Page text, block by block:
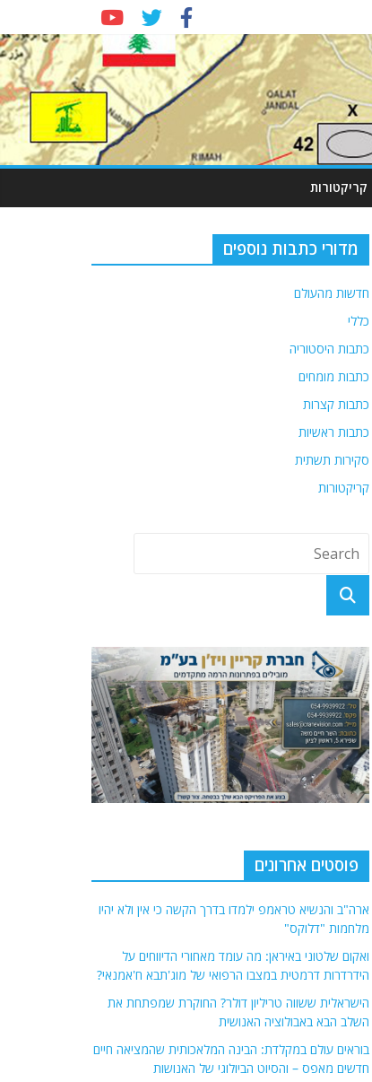
קריקטורות
מדורי כתבות נוספים
חדשות מהעולם
כללי
כתבות היסטוריה
כתבות מומחים
כתבות קצרות
כתבות ראשיות
סקירות תשתית
קריקטורות
פוסטים אחרונים
ארה"ב והנשיא טראמפ ילמדו בדרך הקשה כי אין ולא יהיו
מלחמות "דלוקס"
ואקום שלטוני באיראן: מה עומד מאחורי הדיווחים על
הידרדרות דרמטית במצבו הרפואי של מוג'תבא ח'אמנאי?
הישראלית ששווה טריליון דולר? החוקרת שמפתחת את
השלב הבא באבולוציה האנושית
בוראים עולם במקלדת: הבינה המלאכותית שהמציאה חיים
חדשים מאפס – והסיוט הביולוגי של האנושות